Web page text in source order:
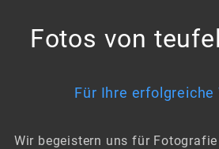
Fotos von
Für Ihre erfolgreiche
Wir begeistern uns für